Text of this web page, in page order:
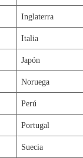
Inglaterra
Italia
Japón
Noruega
Perú
Portugal
Suecia